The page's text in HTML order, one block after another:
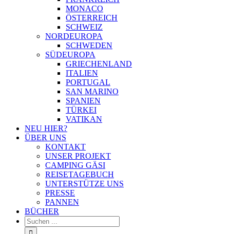
MONACO
ÖSTERREICH
SCHWEIZ
NORDEUROPA
SCHWEDEN
SÜDEUROPA
GRIECHENLAND
ITALIEN
PORTUGAL
SAN MARINO
SPANIEN
TÜRKEI
VATIKAN
NEU HIER?
ÜBER UNS
KONTAKT
UNSER PROJEKT
CAMPING GÄSI
REISETAGEBUCH
UNTERSTÜTZE UNS
PRESSE
PANNEN
BÜCHER
Suche
nach: